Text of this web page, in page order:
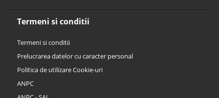
Termeni si conditii
Termeni si conditii
Prelucrarea datelor cu caracter personal
Politica de utilizare Cookie-uri
ANPC